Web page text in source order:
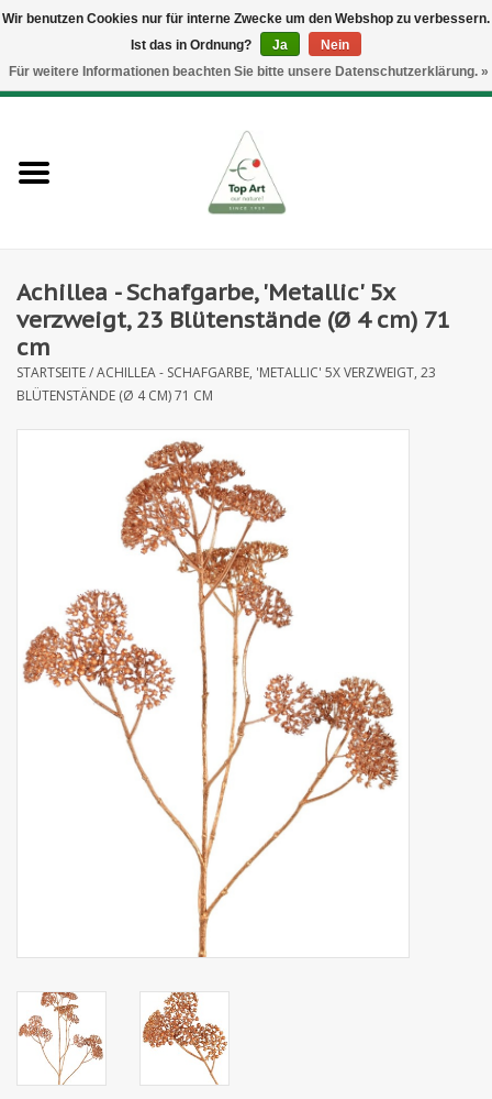
/BGN/DKK /ISK/NOK
0 Artikel - €--,--
Neues
Blumenzubehör
Kunstblumen
Blatt- und Beerenzweige
Deko divers
Kunstkränze
Achillea - Schafgarbe, 'Metallic' 5x
verzweigt, 23 Blütenstände (Ø 4 cm) 71
cm
STARTSEITE/ACHILLEA - SCHAFGARBE, 'METALLIC' 5X VERZWEIGT, 23
BLÜTENSTÄNDE (Ø 4 CM) 71 CM
Wir benutzen Cookies nur für interne Zwecke um den Webshop zu verbessern.
Ist das in Ordnung?
Ja
Nein
Für weitere Informationen beachten Sie bitte unsere Datenschutzerklärung. »